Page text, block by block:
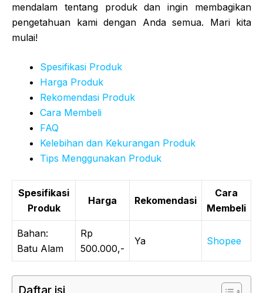
mendalam tentang produk dan ingin membagikan
pengetahuan kami dengan Anda semua. Mari kita
mulai!
Spesifikasi Produk
Harga Produk
Rekomendasi Produk
Cara Membeli
FAQ
Kelebihan dan Kekurangan Produk
Tips Menggunakan Produk
Spesifikasi
Produk
Harga Rekomendasi
Cara
Membeli
Bahan:
Batu Alam
Rp
500.000,-
Ya Shopee